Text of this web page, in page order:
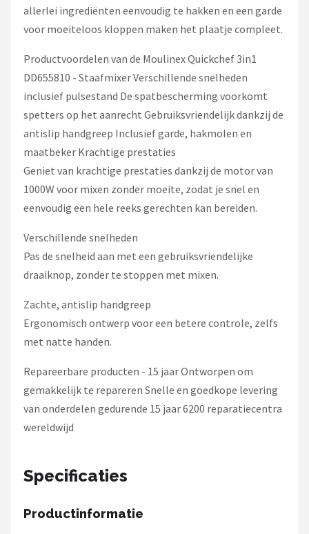
allerlei ingrediënten eenvoudig te hakken en een garde
voor moeiteloos kloppen maken het plaatje compleet.
Productvoordelen van de Moulinex Quickchef 3in1
DD655810 - Staafmixer Verschillende snelheden
inclusief pulsestand De spatbescherming voorkomt
spetters op het aanrecht Gebruiksvriendelijk dankzij de
antislip handgreep Inclusief garde, hakmolen en
maatbeker Krachtige prestaties
Geniet van krachtige prestaties dankzij de motor van
1000W voor mixen zonder moeite, zodat je snel en
eenvoudig een hele reeks gerechten kan bereiden.
Verschillende snelheden
Pas de snelheid aan met een gebruiksvriendelijke
draaiknop, zonder te stoppen met mixen.
Zachte, antislip handgreep
Ergonomisch ontwerp voor een betere controle, zelfs
met natte handen.
Repareerbare producten - 15 jaar Ontworpen om
gemakkelijk te repareren Snelle en goedkope levering
van onderdelen gedurende 15 jaar 6200 reparatiecentra
wereldwijd
Specificaties
Productinformatie